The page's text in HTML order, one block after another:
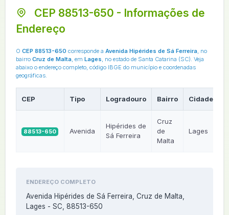
CEP 88513-650 - Informações de
Endereço
O CEP 88513-650 corresponde a Avenida Hipérides de Sá Ferreira, no
bairro Cruz de Malta, em Lages, no estado de Santa Catarina (SC). Veja
abaixo o endereço completo, código IBGE do município e coordenadas
geográficas.
CEP Tipo Logradouro Bairro Cidade
88513-650 Avenida
Hipérides de
Sá Ferreira
Cruz
de
Malta
Lages
ENDEREÇO COMPLETO
Avenida Hipérides de Sá Ferreira, Cruz de Malta,
Lages - SC, 88513-650